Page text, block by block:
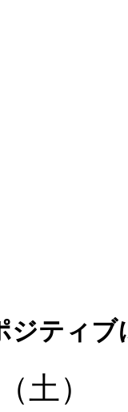
ジティ
土）